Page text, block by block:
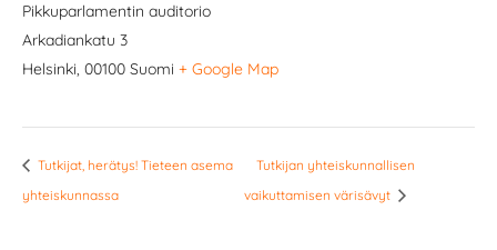
Pikkuparlamentin auditorio
Arkadiankatu 3
Helsinki, 00100 Suomi + Google Map
Tutkijat, herätys! Tieteen asema
yhteiskunnassa
Tutkijan yhteiskunnallisen
vaikuttamisen värisävyt